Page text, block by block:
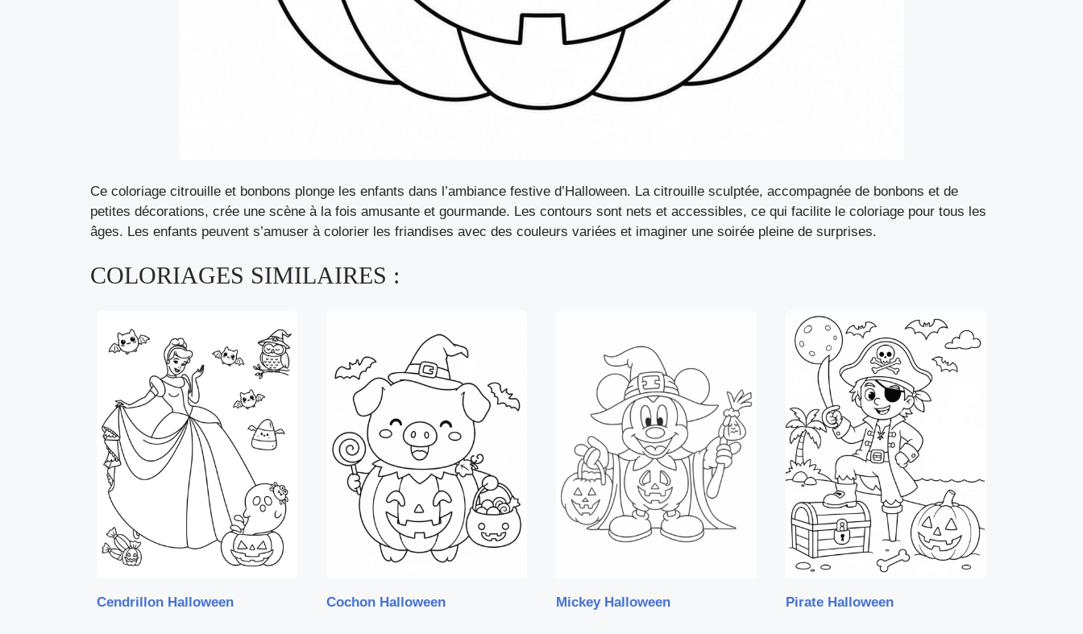
Ce coloriage citrouille et bonbons plonge les enfants dans l’ambiance festive d’Halloween. La citrouille sculptée, accompagnée de bonbons et de
petites décorations, crée une scène à la fois amusante et gourmande. Les contours sont nets et accessibles, ce qui facilite le coloriage pour tous les
âges. Les enfants peuvent s’amuser à colorier les friandises avec des couleurs variées et imaginer une soirée pleine de surprises.
COLORIAGES SIMILAIRES :
Cendrillon Halloween Cochon Halloween Mickey Halloween Pirate Halloween